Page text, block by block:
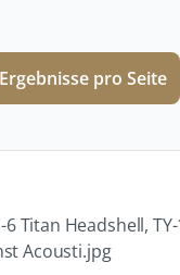
Ergebnisse pro Seite
Titan Headshell,
Acousti.jpg